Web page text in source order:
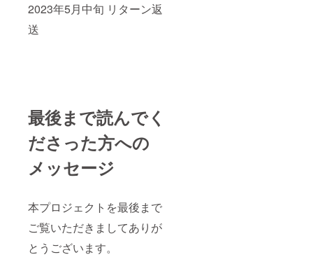
2023年5月中旬 リターン返
送
最後まで読んでく
ださった方への
メッセージ
本プロジェクトを最後まで
ご覧いただきましてありが
とうございます。